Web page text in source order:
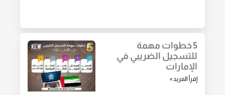
5 خطوات مهمة
للتسجيل الضريبي في
الإمارات
إقرأ المزيد »